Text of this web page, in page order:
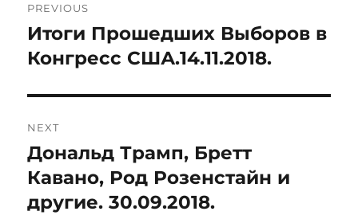
navigation
PREVIOUS
Previous
post:
Итоги Прошедших Выборов в
Конгресс США.14.11.2018.
NEXT
Next
post:
Дональд Трамп, Бретт
Кавано, Род Розенстайн и
другие. 30.09.2018.